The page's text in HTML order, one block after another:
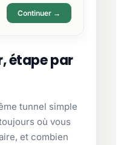
Continuer →
étape par
tunnel simple
où vous
et combien